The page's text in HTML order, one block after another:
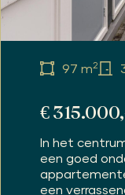
97 m2
€
In het
een goed
een